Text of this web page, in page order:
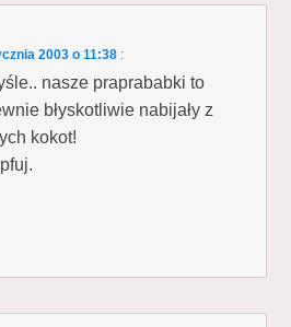
2003 o 11:38 :
nasze praprababki to
błyskotliwie nabijały z
kokot!